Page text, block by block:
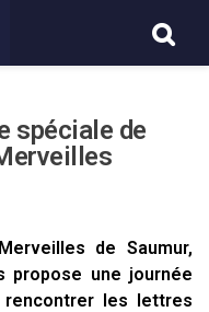
spéciale de
de Saumur,
propose une journée
rencontrer les lettres